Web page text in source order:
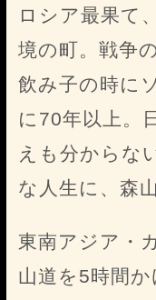
ロシア最果て
境の町。戦争
飲み子の時に
に70年以上。
えも分からな
な人生に、森
東南アジア・
山道を5時間